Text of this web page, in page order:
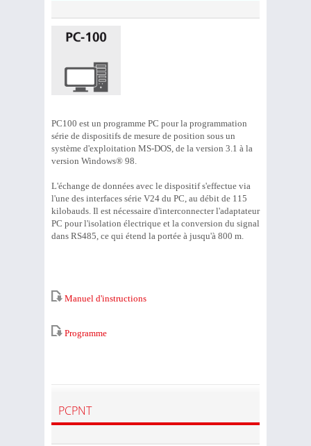
PC100 est un programme PC pour la programmation
série de dispositifs de mesure de position sous un
système d'exploitation MS-DOS, de la version 3.1 à la
version Windows® 98.
L'échange de données avec le dispositif s'effectue via
l'une des interfaces série V24 du PC, au débit de 115
kilobauds. Il est nécessaire d'interconnecter l'adaptateur
PC pour l'isolation électrique et la conversion du signal
dans RS485, ce qui étend la portée à jusqu'à 800 m.
Manuel d'instructions
Programme
PCPNT